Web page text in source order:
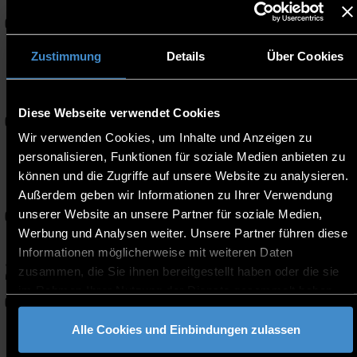
Zustimmung Details Über Cookies
Diese Webseite verwendet Cookies
Wir verwenden Cookies, um Inhalte und Anzeigen zu
personalisieren, Funktionen für soziale Medien anbieten zu
können und die Zugriffe auf unsere Website zu analysieren.
Außerdem geben wir Informationen zu Ihrer Verwendung
unserer Website an unsere Partner für soziale Medien,
Werbung und Analysen weiter. Unsere Partner führen diese
Informationen möglicherweise mit weiteren Daten
zusammen, die Sie ihnen bereitgestellt haben oder die sie
Alle Cookies und Einbindungen zulassen
OCT
16
OCT
-
18:00
Kinderuni am ECRI: „Mein
Handy ist schlauer als ich
European Campus Rottal-
Inn
19
OCT
18:00
-
19:00
Master Webinar
Online - MS Teams
20
OCT
13:15
-
14:00
Up for going abroad? -
Your options for a stay
abroad!
I009
Gründungsstammtisch